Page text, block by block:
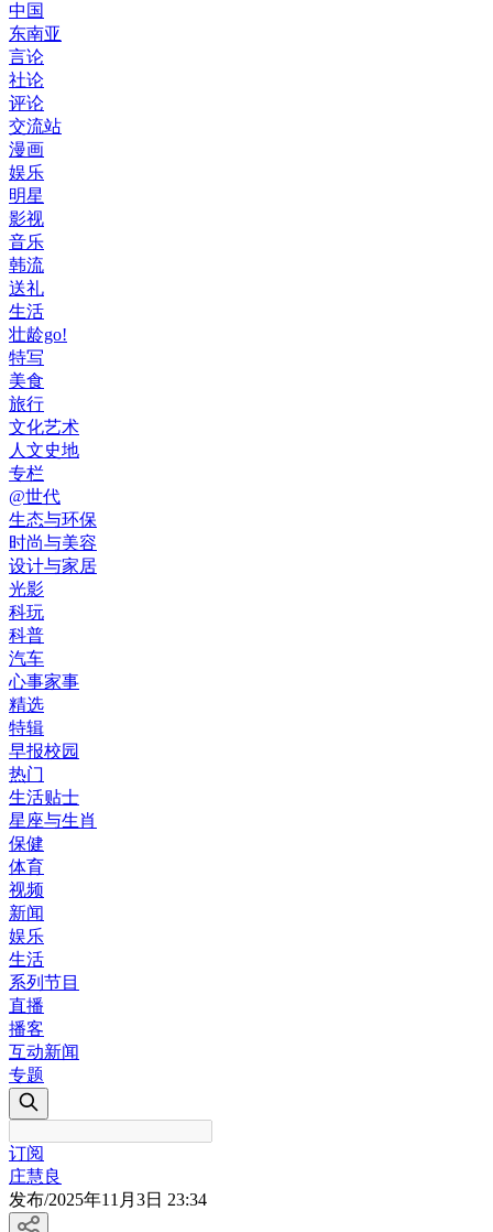
中国
东南亚
言论
社论
评论
交流站
漫画
娱乐
明星
影视
音乐
韩流
送礼
生活
壮龄go!
特写
美食
旅行
文化艺术
人文史地
专栏
@世代
生态与环保
时尚与美容
设计与家居
光影
科玩
科普
汽车
心事家事
精选
特辑
早报校园
热门
生活贴士
星座与生肖
保健
体育
视频
新闻
娱乐
生活
系列节目
直播
播客
互动新闻
专题
订阅
庄慧良
发布/2025年11月3日 23:34